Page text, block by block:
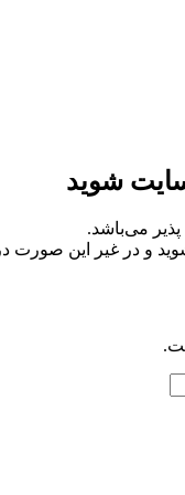
شوید
می‌باشد.
و در غیر این صورت